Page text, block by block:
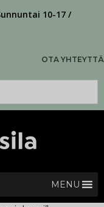
10-17 /
OTA YHTEYTTÄ
MENU